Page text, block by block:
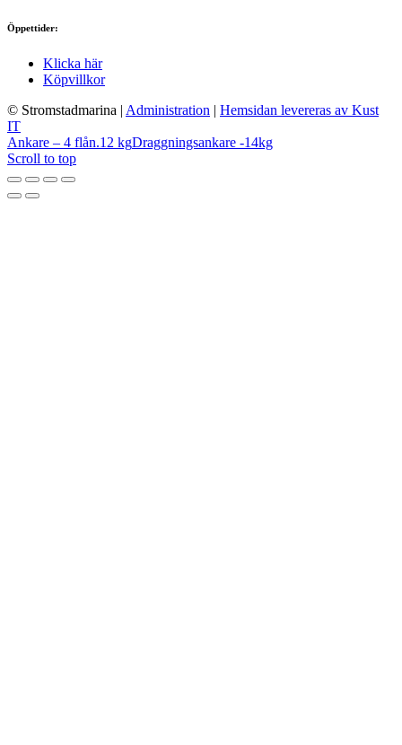
Öppettider:
Klicka här
Köpvillkor
© Stromstadmarina | Administration | Hemsidan levereras av Kust
IT
Ankare – 4 flån.12 kgDraggningsankare -14kg
Scroll to top